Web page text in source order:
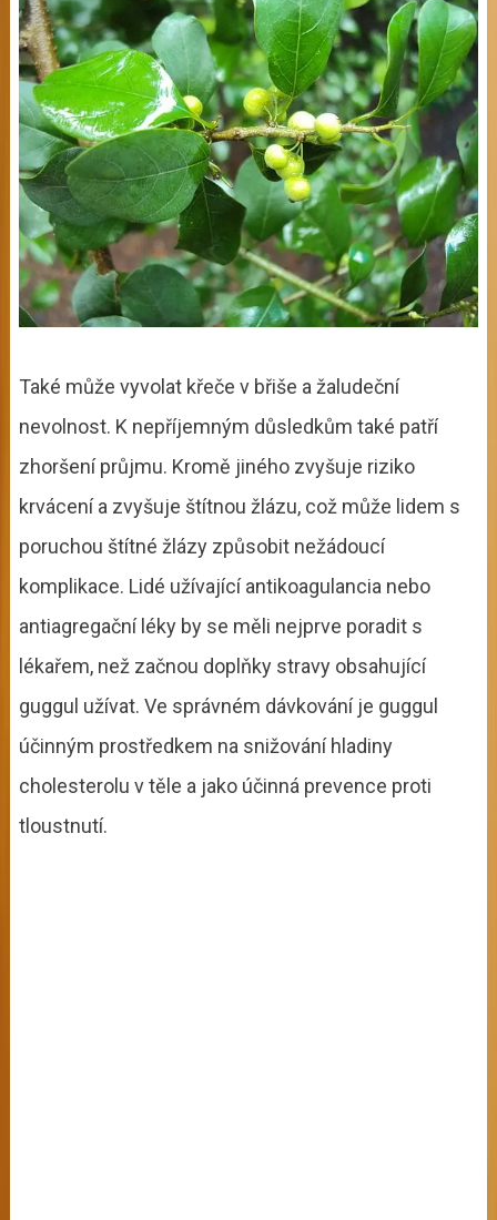
Také může vyvolat křeče v břiše a žaludeční
nevolnost. K nepříjemným důsledkům také patří
zhoršení průjmu. Kromě jiného zvyšuje riziko
krvácení a zvyšuje štítnou žlázu, což může lidem s
poruchou štítné žlázy způsobit nežádoucí
komplikace. Lidé užívající antikoagulancia nebo
antiagregační léky by se měli nejprve poradit s
lékařem, než začnou doplňky stravy obsahující
guggul užívat. Ve správném dávkování je guggul
účinným prostředkem na snižování hladiny
cholesterolu v těle a jako účinná prevence proti
tloustnutí.